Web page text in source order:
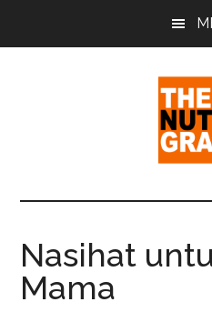
The
Nut
Graph
Sense
Politics
&
Pop
Nasihat
Mama